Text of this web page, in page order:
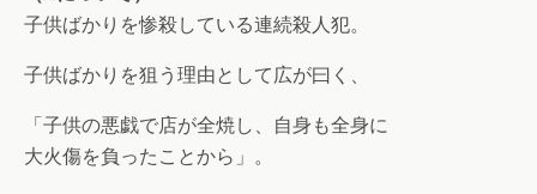
子供ばかりを惨殺している連続殺人犯。
子供ばかりを狙う理由として広が曰く、
「子供の悪戯で店が全焼し、自身も全身に
大火傷を負ったことから」。